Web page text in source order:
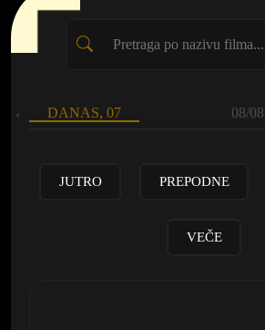
DANAS, 07 08/08
‹
JUTRO PREPODNE
VEČE